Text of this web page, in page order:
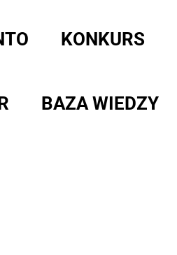
KONKURS
BAZA WIEDZY